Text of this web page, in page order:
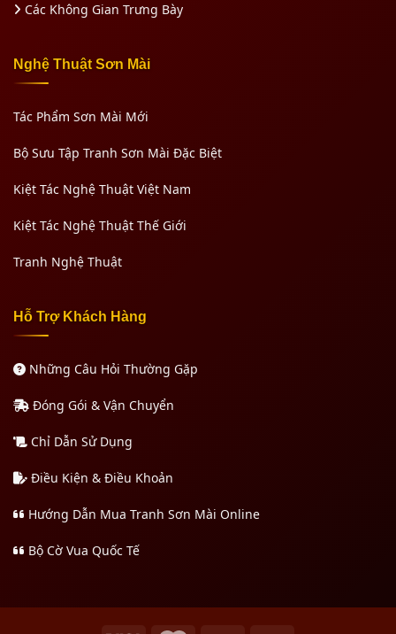
Các Không Gian Trưng Bày
Nghệ Thuật Sơn Mài
Tác Phẩm Sơn Mài Mới
Bộ Sưu Tập Tranh Sơn Mài Đặc Biệt
Kiệt Tác Nghệ Thuật Việt Nam
Kiệt Tác Nghệ Thuật Thế Giới
Tranh Nghệ Thuật
Hỗ Trợ Khách Hàng
Những Câu Hỏi Thường Gặp
Đóng Gói & Vận Chuyển
Chỉ Dẫn Sử Dụng
Điều Kiện & Điều Khoản
Hướng Dẫn Mua Tranh Sơn Mài Online
Bộ Cờ Vua Quốc Tế